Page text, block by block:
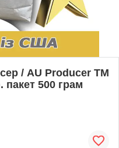
/ AU Producer ТМ
500 грам